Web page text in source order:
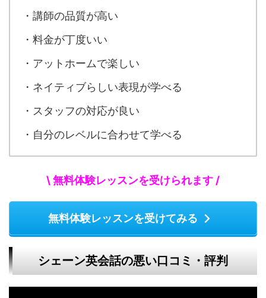
・講師の品質が高い
・料金が丁度いい
・アットホームで楽しい
・ネイティブらしい表現が学べる
・スタッフの対応が良い
・自分のレベルに合わせて学べる
\ 無料体験レッスンを受けられます /
無料体験レッスンを受けてみる
シェーン英会話の悪い口コミ・評判